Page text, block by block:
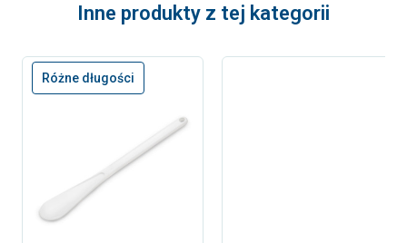
Inne produkty z tej kategorii
Różne długości